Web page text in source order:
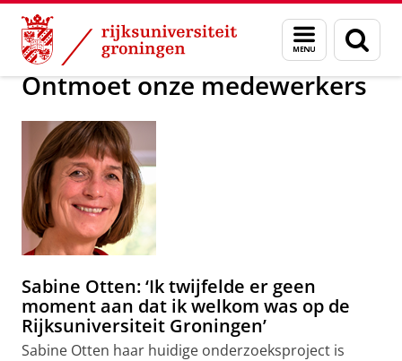
Skip
Content
Skip
Navigation
Menu
en
zoeken
Over ons Daarom werk je bij de RUG
Ontmoet onze medewerkers
Sabine Otten: ‘Ik twijfelde er geen
moment aan dat ik welkom was op de
Rijksuniversiteit Groningen’
Sabine Otten haar huidige onderzoeksproject is